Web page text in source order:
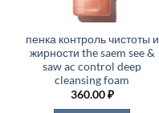
пенка контроль чистоты и
жирности the saem see &
saw ac control deep
cleansing foam
360.00₽